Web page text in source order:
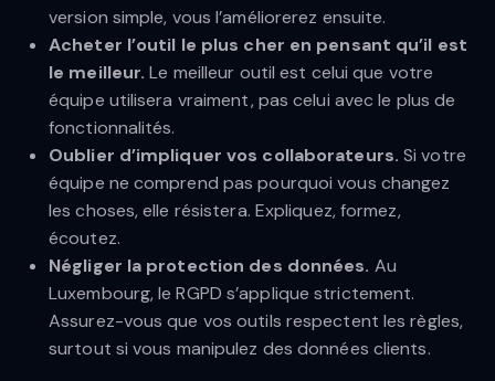
version simple, vous l’améliorerez ensuite.
Acheter l’outil le plus cher en pensant qu’il est
le meilleur. Le meilleur outil est celui que votre
équipe utilisera vraiment, pas celui avec le plus de
fonctionnalités.
Oublier d’impliquer vos collaborateurs. Si votre
équipe ne comprend pas pourquoi vous changez
les choses, elle résistera. Expliquez, formez,
écoutez.
Négliger la protection des données. Au
Luxembourg, le RGPD s’applique strictement.
Assurez-vous que vos outils respectent les règles,
surtout si vous manipulez des données clients.